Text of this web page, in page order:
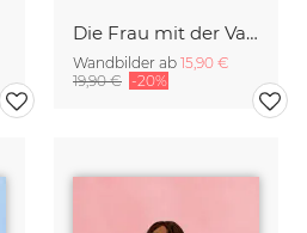
Die Frau mit der Vase
Wandbilder ab 15,90 €
19,90 € -20%